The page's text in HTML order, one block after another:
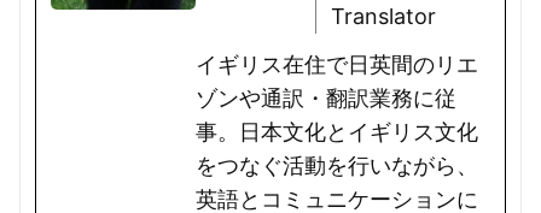
Translator
イギリス在住で日英間のリエ
ゾンや通訳・翻訳業務に従
事。日本文化とイギリス文化
をつなぐ活動を行いながら、
英語とコミュニケーションに